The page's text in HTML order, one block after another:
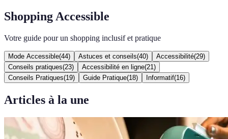
Shopping Accessible
Votre guide pour un shopping inclusif et pratique
Mode Accessible(44) Astuces et conseils(40) Accessibilité(29)
Conseils pratiques(23) Accessibilité en ligne(21 )
Conseils Pratiques(19) Guide Pratique(18) Informatif(16)
Articles à la une